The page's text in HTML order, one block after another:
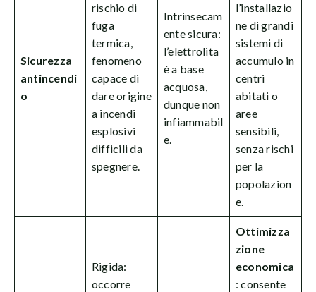
Sicurezza
antincendi
o
rischio di
fuga
termica,
fenomeno
capace di
dare origine
a incendi
esplosivi
difficili da
spegnere.
Intrinsecam
ente sicura:
l’elettrolita
è a base
acquosa,
dunque non
infiammabil
e.
l’installazio
ne di grandi
sistemi di
accumulo in
centri
abitati o
aree
sensibili,
senza rischi
per la
popolazion
e.
Rigida:
occorre
Ottimizza
zione
economica
: consente